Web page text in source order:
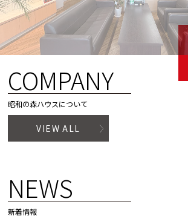
COMPANY
昭和の森ハウスについて
VIEW ALL
NEWS
新着情報